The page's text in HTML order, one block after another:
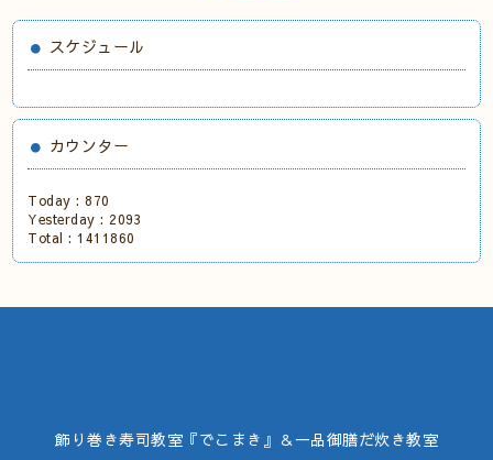
スケジュール
カウンター
Today : 870
Yesterday : 2093
Total : 1411860
飾り巻き寿司教室『でこまき』＆一品御膳だ炊き教室